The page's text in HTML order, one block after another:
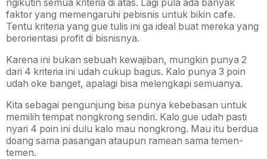
ngikutin semua kriteria di atas. Lagi pula ada banyak
faktor yang memengaruhi pebisnis untuk bikin cafe.
Tentu kriteria yang gue tulis ini ga ideal buat mereka yang
berorientasi profit di bisnisnya.
Karena ini bukan sebuah kewajiban, mungkin punya 2
dari 4 kriteria ini udah cukup bagus. Kalo punya 3 poin
udah oke banget, apalagi bisa melengkapi semuanya.
Kita sebagai pengunjung bisa punya kebebasan untuk
memilih tempat nongkrong sendiri. Kalo gue udah pasti
nyari 4 poin ini dulu kalo mau nongkrong. Mau itu berdua
doang sama pasangan ataupun ramean sama temen-
temen.